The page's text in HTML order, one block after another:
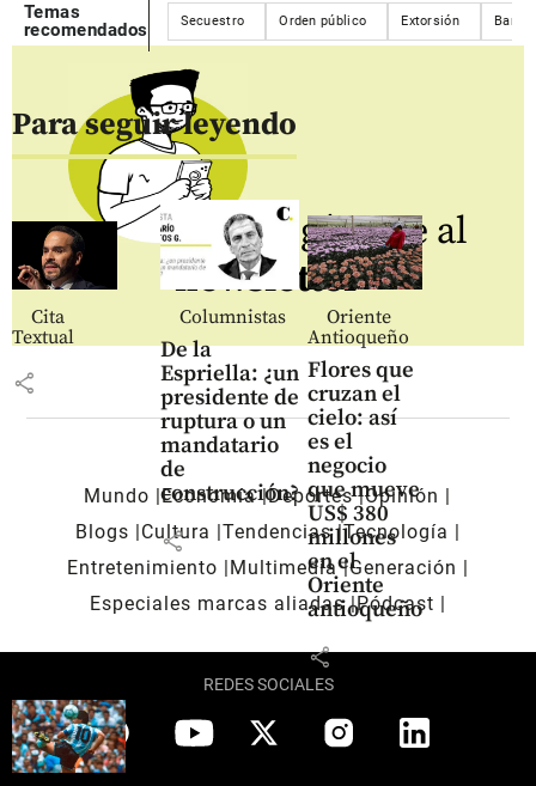
Temas
recomendados
Secuestro Orden público Extorsión
Para seguir leyendo
Cita
Textual
share
Columnistas
De la
Espriella: ¿un
presidente de
ruptura o un
mandatario
de
construcción?
share
Oriente
Antioqueño
Flores que
cruzan el
cielo: así
es el
negocio
que mueve
US$ 380
millones
en el
Oriente
antioqueño
share
Regístrate al
newsletter
Mundo Economía Deportes Opinión
Blogs
Cultura Tendencias Tecnología
Entretenimiento
Multimedia
Generación
Especiales marcas aliadas Pódcast
REDES SOCIALES